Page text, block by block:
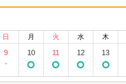
日 月 火 水 木
9
-
10 11 12 13